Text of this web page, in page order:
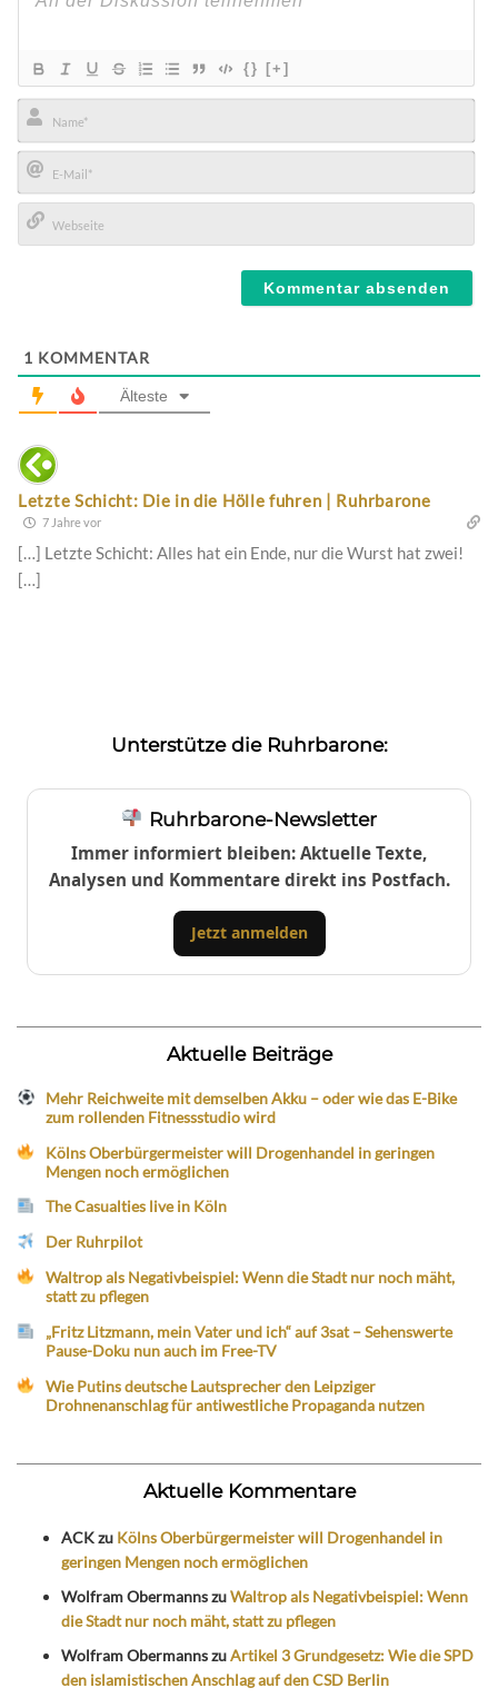
{} [+]
Name*
E-
Mail*
1 KOMMENTAR
Älteste
Letzte Schicht: Die in die Hölle fuhren | Ruhrbarone
7 Jahre vor
[…] Letzte Schicht: Alles hat ein Ende, nur die Wurst hat zwei!
[…]
Unterstütze die Ruhrbarone:
Ruhrbarone-Newsletter
Immer informiert bleiben: Aktuelle Texte,
Analysen und Kommentare direkt ins Postfach.
Jetzt anmelden
Aktuelle Beiträge
Mehr Reichweite mit demselben Akku – oder wie das E-Bike
zum rollenden Fitnessstudio wird
Kölns Oberbürgermeister will Drogenhandel in geringen
Mengen noch ermöglichen
The Casualties live in Köln
Der Ruhrpilot
Waltrop als Negativbeispiel: Wenn die Stadt nur noch mäht,
statt zu pflegen
„Fritz Litzmann, mein Vater und ich“ auf 3sat – Sehenswerte
Pause-Doku nun auch im Free-TV
Wie Putins deutsche Lautsprecher den Leipziger
Drohnenanschlag für antiwestliche Propaganda nutzen
Aktuelle Kommentare
ACKzu Kölns Oberbürgermeister will Drogenhandel in
geringen Mengen noch ermöglichen
Wolfram ObermannszuWaltrop als Negativbeispiel: Wenn
die Stadt nur noch mäht, statt zu pflegen
Wolfram ObermannszuArtikel 3 Grundgesetz: Wie die SPD
den islamistischen Anschlag auf den CSD Berlin